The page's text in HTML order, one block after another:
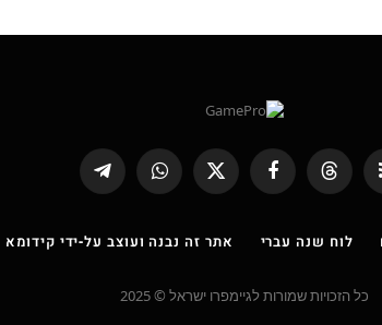
Threads פייסבוק
X
(טוויטר)
WhatsApp
Telegram
לוח שנה עברי אתר זה נבנה ועוצב על-ידי קידומא
כל הזכויות שמורות לגיימפרו ישראל © 2025